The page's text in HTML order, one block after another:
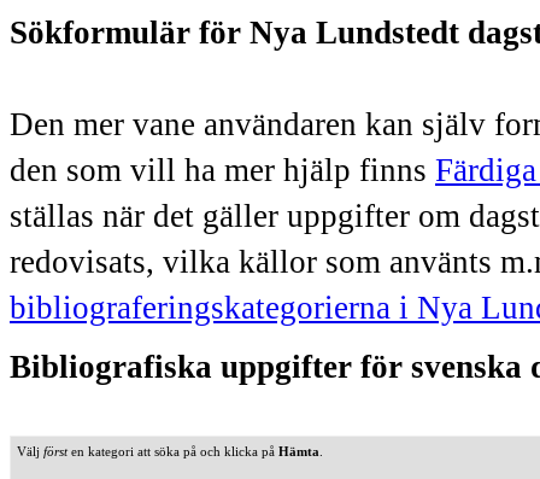
Sökformulär för Nya Lundstedt
Den mer vane användaren kan själv
den som vill ha mer hjälp finns
ställas när det gäller uppgifter om
redovisats, vilka källor som använts
bibliograferingskategorierna i Nya
Bibliografiska uppgifter för svenska
Välj försten kategori att söka på och klicka på Hämta